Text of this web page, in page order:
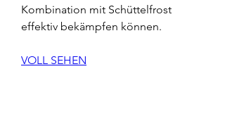
Kombination mit Schüttelfrost
effektiv bekämpfen können.
VOLL SEHEN